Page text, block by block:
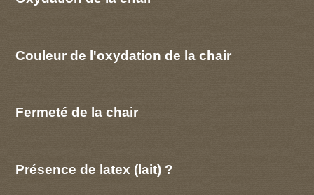
Couleur de l'oxydation de la chair
Fermeté de la chair
Présence de latex (lait) ?